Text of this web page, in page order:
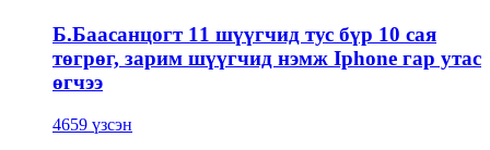
Б.Баасанцогт 11 шүүгчид тус бүр 10 сая
төгрөг, зарим шүүгчид нэмж Iphone гар утас
өгчээ
4659 үзсэн